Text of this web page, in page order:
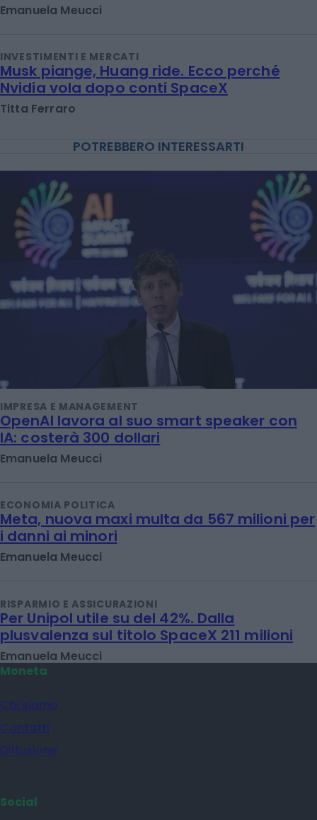
Emanuela Meucci
INVESTIMENTI E MERCATI
Musk piange, Huang ride. Ecco perché
Nvidia vola dopo conti SpaceX
Titta Ferraro
POTREBBERO INTERESSARTI
IMPRESA E MANAGEMENT
OpenAI lavora al suo smart speaker con
IA: costerà 300 dollari
Emanuela Meucci
ECONOMIA POLITICA
Meta, nuova maxi multa da 567 milioni per
i danni ai minori
Emanuela Meucci
RISPARMIO E ASSICURAZIONI
Per Unipol utile su del 42%. Dalla
plusvalenza sul titolo SpaceX 211 milioni
Emanuela Meucci
Moneta
Chi siamo
Contatti
Diffusione
Social